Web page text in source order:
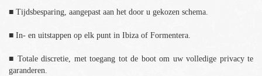
■ Tijdsbesparing, aangepast aan het door u gekozen schema.
■ In- en uitstappen op elk punt in Ibiza of Formentera.
■ Totale discretie, met toegang tot de boot om uw volledige privacy te
garanderen.